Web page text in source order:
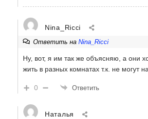
Nina_Ricci
Ответить на Nina_Ricci
Ну, вот, я им так же объясняю, а они
жить в разных комнатах т.к. не могут
0 Ответить
Наталья